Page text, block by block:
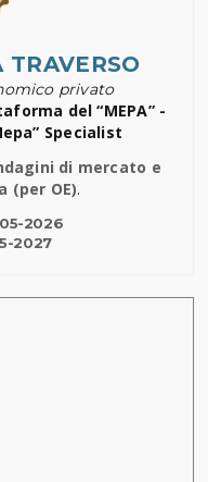
privato
del “MEPA” -
Specialist
di mercato e
(per OE).
2026
2027